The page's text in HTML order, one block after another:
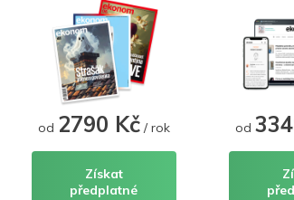
od 2790 Kč/ rok
Získat
předplatné
od